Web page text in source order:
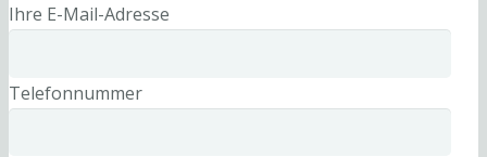
Ihre E-Mail-Adresse
Telefonnummer